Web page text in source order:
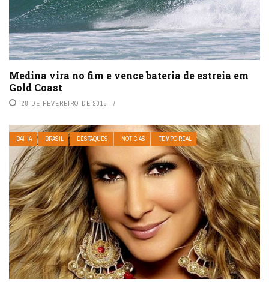
Medina vira no fim e vence bateria de estreia em
Gold Coast
28 DE FEVEREIRO DE 2015
BAHIA BRASIL DESTAQUES NOTÍCIAS TEMPO REAL